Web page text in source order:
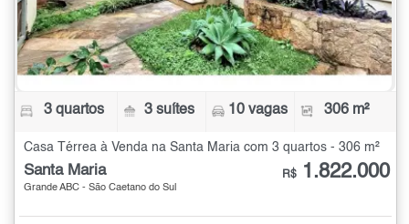
3 quartos 3 suítes 10 vagas 306 m²
Casa Térrea à Venda na Santa Maria com 3 quartos - 306 m²
Santa Maria
Grande ABC - São Caetano do Sul
R$ 1.822.000